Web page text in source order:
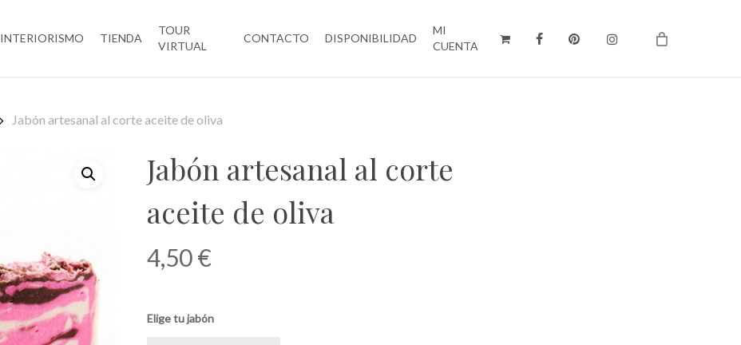
INTERIORISMO TIENDA
TOUR
VIRTUAL
CONTACTO DISPONIBILIDAD
MI
CUENTA
Jabón artesanal al corte aceite de oliva
Jabón artesanal al corte
aceite de oliva
4,50€
Elige tu jabón